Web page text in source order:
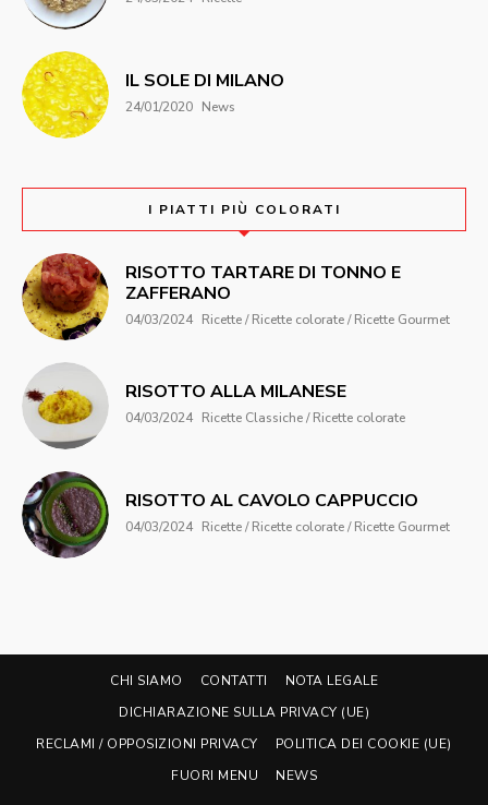
IL SOLE DI MILANO
24/01/2020 News
I PIATTI PIÙ COLORATI
RISOTTO TARTARE DI TONNO E
ZAFFERANO
04/03/2024 Ricette / Ricette colorate / Ricette Gourmet
RISOTTO ALLA MILANESE
04/03/2024 Ricette Classiche / Ricette colorate
RISOTTO AL CAVOLO CAPPUCCIO
04/03/2024 Ricette / Ricette colorate / Ricette Gourmet
CHI SIAMO CONTATTI
NOTA LEGALE
DICHIARAZIONE SULLA PRIVACY (UE)
RECLAMI / OPPOSIZIONI PRIVACY
POLITICA DEI COOKIE (UE)
FUORI MENU
NEWS